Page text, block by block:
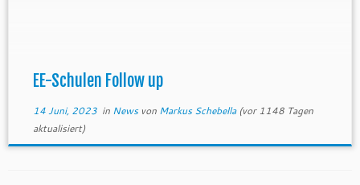
EE-Schulen Follow up
14 Juni, 2023in News von Markus Schebella(vor 1148 Tagen
aktualisiert)